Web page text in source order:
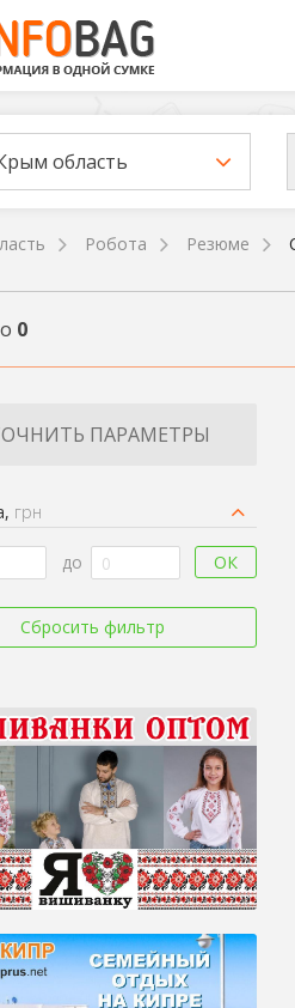
область
Робота Резюме
0
ПАРАМЕТРЫ
грн
до ОК
Сбросить фильтр